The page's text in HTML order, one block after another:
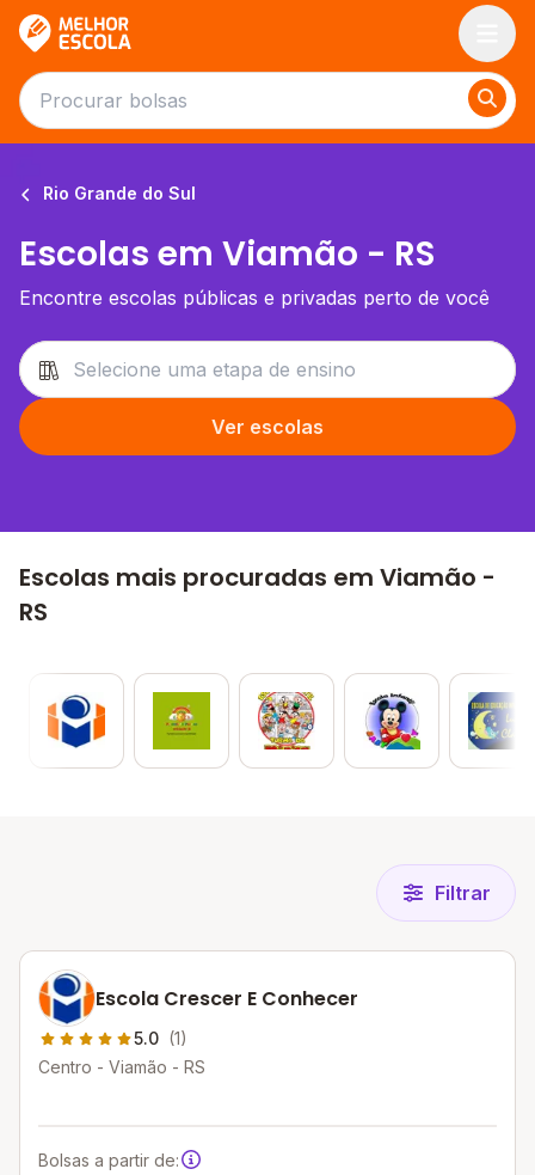
Rio Grande do Sul
Escolas em Viamão - RS
Encontre escolas públicas e privadas perto de você
Ver escolas
Escolas mais procuradas em Viamão -
RS
Filtrar
Escola Crescer E Conhecer
5.0 (1)
Centro - Viamão - RS
Bolsas a partir de: